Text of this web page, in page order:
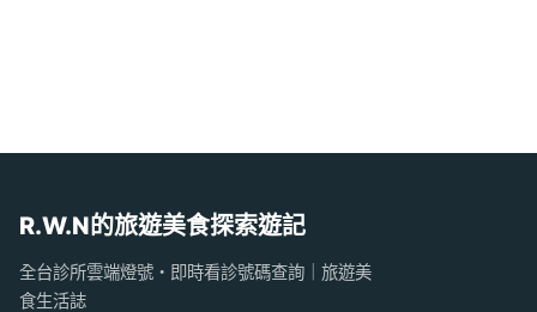
R.W.N的旅遊美食探索遊記
全台診所雲端燈號・即時看診號碼查詢｜旅遊美
食生活誌